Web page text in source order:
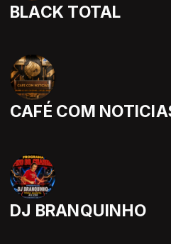
BLACK TOTAL
CAFÉ COM
DJ BRANQUINHO